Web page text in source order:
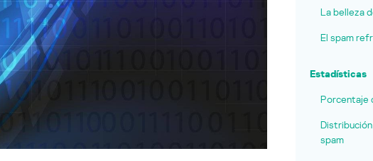
La belleza
El spam
Estadísticas
Porcentaje
spam